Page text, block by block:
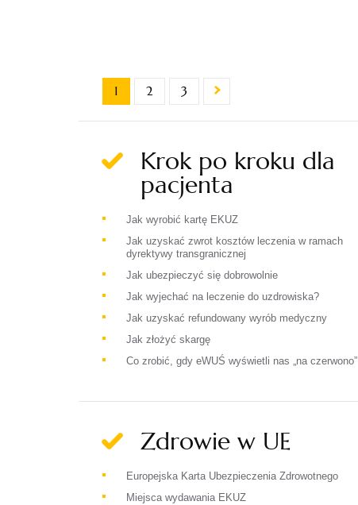
1 2 3
Krok po kroku dla
pacjenta
Jak wyrobić kartę EKUZ
Jak uzyskać zwrot kosztów leczenia w ramach
dyrektywy transgranicznej
Jak ubezpieczyć się dobrowolnie
Jak wyjechać na leczenie do uzdrowiska?
Jak uzyskać refundowany wyrób medyczny
Jak złożyć skargę
Co zrobić, gdy eWUŚ wyświetli nas „na czerwono”
Zdrowie w UE
Europejska Karta Ubezpieczenia Zdrowotnego
Miejsca wydawania EKUZ